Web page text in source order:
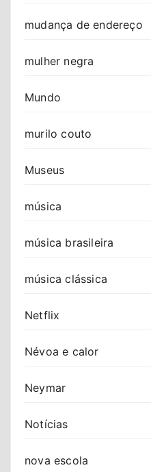
mudança de endereço
mulher negra
Mundo
murilo couto
Museus
música
música brasileira
música clássica
Netflix
Névoa e calor
Neymar
Notícias
nova escola